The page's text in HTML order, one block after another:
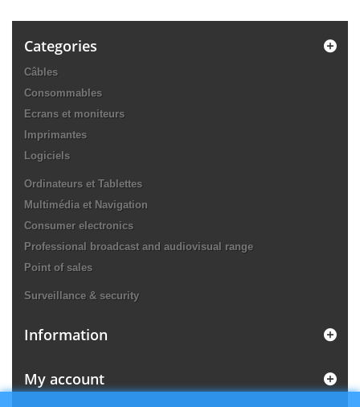
Categories
Câbles
Consommables
Ecrans et moniteurs
Imprimantes
Logiciels
Ordinateurs et Tablettes
Multimédia et Navigation
Consumer electronics
Professional broadcast and audiovisual range
Point of sales
Surveillance & security
Information
My account